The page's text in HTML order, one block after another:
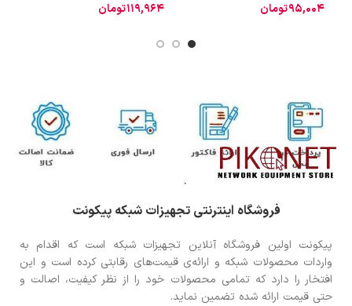
95,004تومان
119,964تومان
فروشگاه اینترنتی تجهیزات شبکه پیکونت
پیکونت اولین فروشگاه آنلاین تجهیزات شبکه است که اقدام به
واردات محصولات شبکه و ارائه‌ی قیمت‌های رقابتی کرده است و این
افتخار را دارد که تمامی محصولات خود را از نظر کیفیت، اصالت و
حتی قیمت ارائه شده تضمین نماید.